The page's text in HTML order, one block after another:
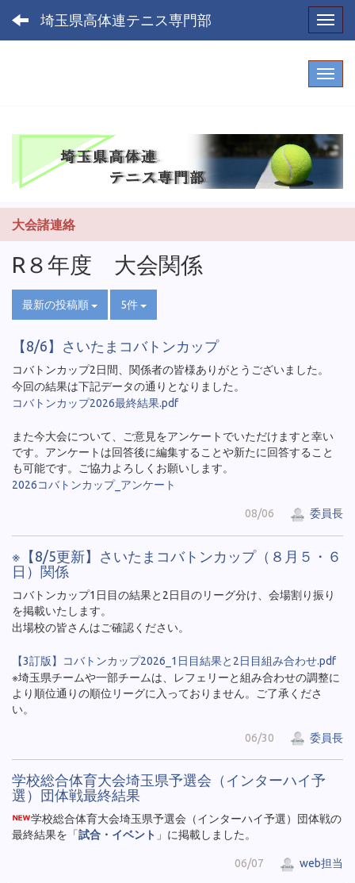
埼玉県高体連テニス専門部
大会諸連絡
R８年度 大会関係
最新の投稿順 5件
【8/6】さいたまコバトンカップ
コバトンカップ2日間、関係者の皆様ありがとうございました。
今回の結果は下記データの通りとなりました。
コバトンカップ2026最終結果.pdf
また今大会について、ご意見をアンケートでいただけますと幸い
です。アンケートは回答後に編集することや新たに回答すること
も可能です。ご協力よろしくお願いします。
2026コバトンカップ_アンケート
08/06 委員長
※【8/5更新】さいたまコバトンカップ（８月５・６
日）関係
コバトンカップ1日目の結果と2日目のリーグ分け、会場割り振り
を掲載いたします。
出場校の皆さんはご確認ください。
【3訂版】コバトンカップ2026_1日目結果と2日目組み合わせ.pdf
※埼玉県チームや一部チームは、レフェリーと組み合わせの調整に
より順位通りの順位リーグに入っておりません。ご了承くださ
い。
06/30 委員長
学校総合体育大会埼玉県予選会（インターハイ予
選）団体戦最終結果
学校総合体育大会埼玉県予選会（インターハイ予選）団体戦の
最終結果を「試合・イベント 」に掲載しました。
06/07 web担当